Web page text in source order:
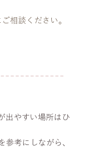
相談ください。
出やすい場所はひ
参考にしながら、